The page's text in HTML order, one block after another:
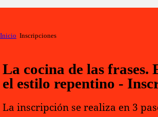
Inicio Inscripciones
La cocina de las frases.
el estilo repentino -
La inscripción se realiza en 3